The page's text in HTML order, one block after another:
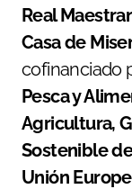
Real
Casa de
cofinanciado
Pesca y
Agricultura,
Sostenible
Unión